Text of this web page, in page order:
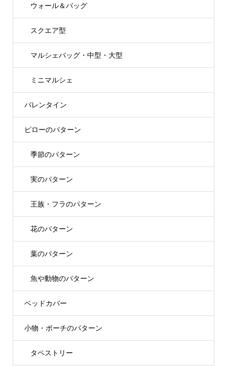
ウォール＆バッグ
スクエア型
マルシェバッグ・中型・大型
ミニマルシェ
バレンタイン
ピローのパターン
季節のパターン
実のパターン
王族・フラのパターン
花のパターン
葉のパターン
魚や動物のパターン
ベッドカバー
小物・ポーチのパターン
タペストリー